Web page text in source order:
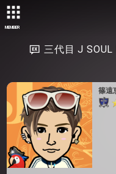
MEMBER
三代目 J
篠遠